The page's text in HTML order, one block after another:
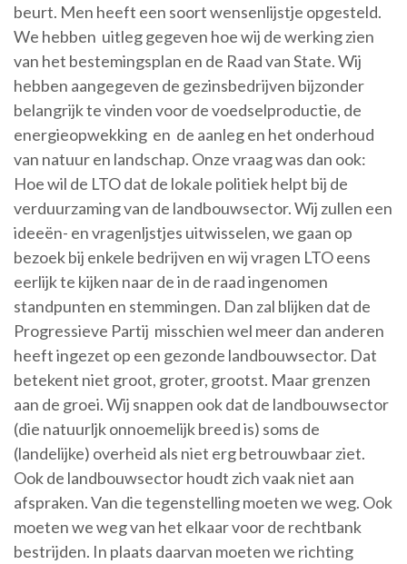
beurt. Men heeft een soort wensenlijstje opgesteld.
We hebben uitleg gegeven hoe wij de werking zien
van het bestemingsplan en de Raad van State. Wij
hebben aangegeven de gezinsbedrijven bijzonder
belangrijk te vinden voor de voedselproductie, de
energieopwekking en de aanleg en het onderhoud
van natuur en landschap. Onze vraag was dan ook:
Hoe wil de LTO dat de lokale politiek helpt bij de
verduurzaming van de landbouwsector. Wij zullen een
ideeën- en vragenljstjes uitwisselen, we gaan op
bezoek bij enkele bedrijven en wij vragen LTO eens
eerlijk te kijken naar de in de raad ingenomen
standpunten en stemmingen. Dan zal blijken dat de
Progressieve Partij misschien wel meer dan anderen
heeft ingezet op een gezonde landbouwsector. Dat
betekent niet groot, groter, grootst. Maar grenzen
aan de groei. Wij snappen ook dat de landbouwsector
(die natuurljk onnoemelijk breed is) soms de
(landelijke) overheid als niet erg betrouwbaar ziet.
Ook de landbouwsector houdt zich vaak niet aan
afspraken. Van die tegenstelling moeten we weg. Ook
moeten we weg van het elkaar voor de rechtbank
bestrijden. In plaats daarvan moeten we richting